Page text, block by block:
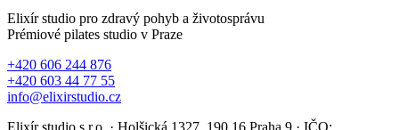
Elixír studio pro zdravý pohyb a životosprávu
Prémiové pilates studio v Praze
+420 606 244 876
+420 603 44 77 55
info@elixirstudio.cz
Elixír studio s.r.o. · Holšická 1327, 190 16 Praha 9 · IČO: